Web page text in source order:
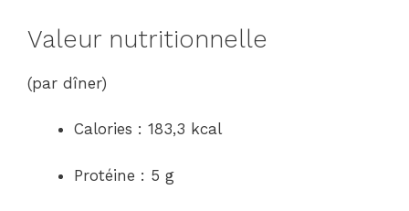
Valeur nutritionnelle
(par dîner)
Calories : 183,3 kcal
Protéine : 5 g